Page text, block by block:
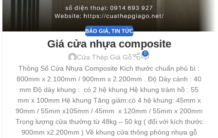
BÁO GIÁ, TIN TỨC
Giá cửa nhựa composite
Cửa Thép Giả Gỗ 0
Thông Số Cửa Nhựa Composite Kích thước chuẩn phủ bì :
800mm x 2.100mm / 900mm x 2.200mm . Độ Dày cánh : 40
mm Độ dày khung : có 2 hệ khung Hệ khung trám hồ : 55
mm x 100mm Hệ khung Tăng giảm:có 4 hệ khung: 45mm x
90mm / 55mm x105mm / 45mm x 120mm / 55mm x 200mm
Trọng lượng cửa thường từ 48kg – 50 kg ( đối với kích thước
900mm x2.200mm ) Về khung cửa thông phòng nhựa gỗ